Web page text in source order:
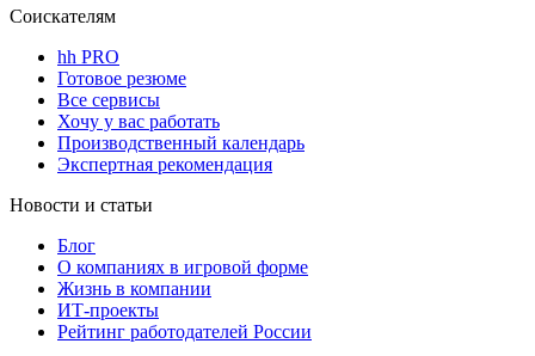
Соискателям
hh PRO
Готовое резюме
Все сервисы
Хочу у вас работать
Производственный календарь
Экспертная рекомендация
Новости и статьи
Блог
О компаниях в игровой форме
Жизнь в компании
ИТ-проекты
Рейтинг работодателей России